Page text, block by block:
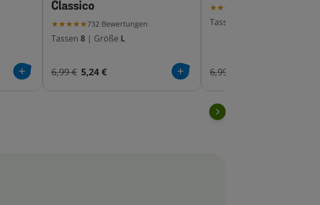
Classico
732 Bewertungen
Tassen 8| Größe L
6,99 € 5,24 €
Tassen
6,99 €